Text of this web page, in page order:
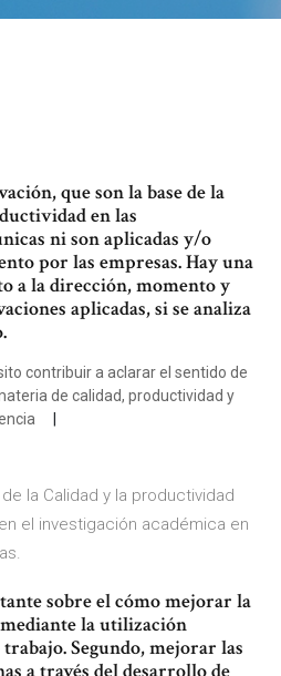
que son la base de la
en las
ni son aplicadas y/o
por las empresas. Hay una
a la dirección, momento y
aplicadas, si se analiza
contribuir a aclarar el sentido de
de calidad, productividad y
la Calidad y la productividad
el investigación académica en
sobre el cómo mejorar la
la utilización
Segundo, mejorar las